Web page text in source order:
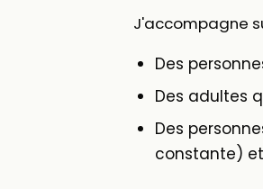
J'accompagne
Des
Des adultes
Des
constante)